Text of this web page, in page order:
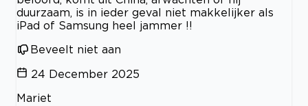
duurzaam, is in ieder geval niet makkelijker als
iPad of Samsung heel jammer !!
Beveelt niet aan
24 December 2025
Mariet